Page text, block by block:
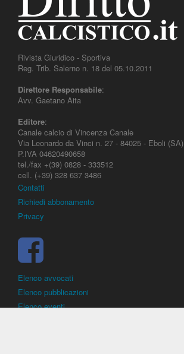
Rivista Giuridico - Sportiva
Reg. Trib. Salerno n. 18 del 05.10.2011
Direttore Responsabile:
Avv. Gaetano Aita
Editore:
Canale calcio di Vincenza Canale
Via Leonardo da Vinci n. 27 - 84025 - Eboli (SA)
P.IVA 04620490658
tel./fax +(39) 0828 - 333512
cell. (+39) 328 637 3486
Contatti
Richiedi abbonamento
Privacy
Elenco avvocati
Elenco pubblicazioni
Elenco eventi